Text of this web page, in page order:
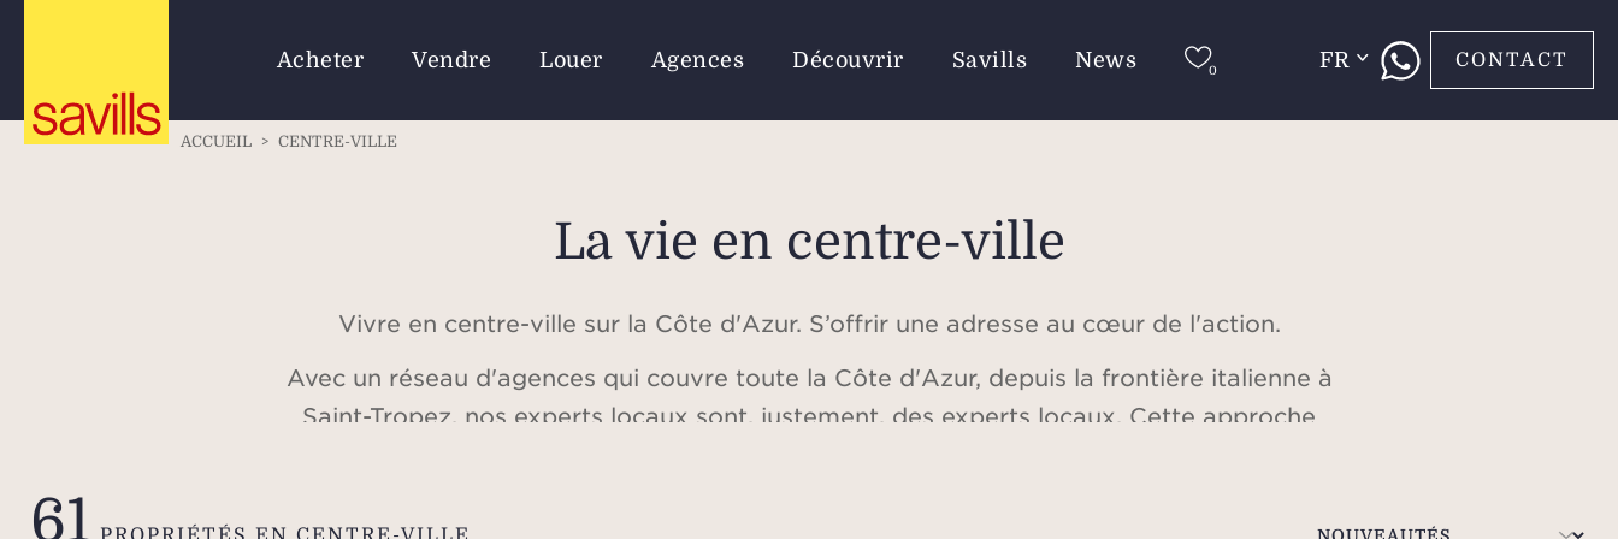
Acheter Vendre Louer Agences Découvrir Savills News FR CONTACT
ACCUEIL > CENTRE-VILLE
La vie en centre-ville
Vivre en centre-ville sur la Côte d'Azur. S’offrir une adresse au cœur de l'action.
Avec un réseau d'agences qui couvre toute la Côte d'Azur, depuis la frontière italienne à
Saint-Tropez, nos experts locaux sont, justement, des experts locaux. Cette approche
acheteurs séduits par le centre-ville et désireux de plonger au cœur de l'action sur la Côte
61